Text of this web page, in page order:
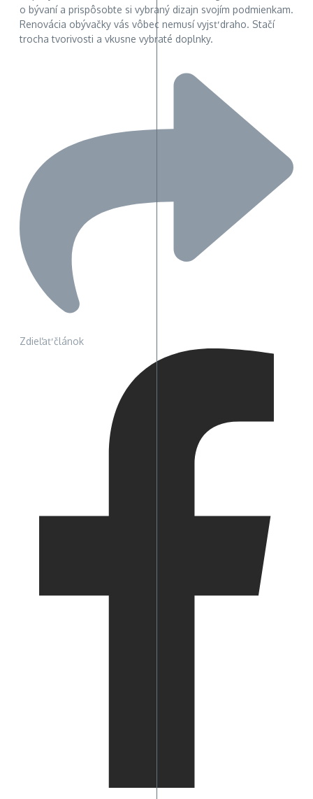
o bývaní a prispôsobte si vybraný dizajn svojím podmienkam.
Renovácia obývačky vás vôbec nemusí vyjsť draho. Stačí
trocha tvorivosti a vkusne vybraté doplnky.
Zdieľať článok